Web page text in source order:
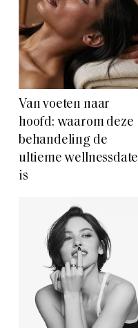
Van voeten naar
hoofd: waarom deze
behandeling de
ultieme wellnessdate
is